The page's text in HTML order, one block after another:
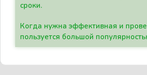
сроки.
Когда нужна эффективная и
пользуется большой